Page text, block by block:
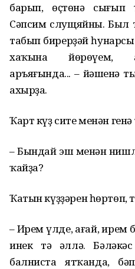
барып, өҫтөнә
Сәпсим слущяйны. Был
табып бирерҙәй
хаҡына йөрөүем,
аръяғында... – йәшенә
ахырҙа.
Ҡарт күҙ сите менән
– Бындай эш менән
ҡайҙа?
Ҡатын күҙҙәрен
– Ирем үлде, ағай, ирем
инек тә әллә.
балниста ятҡанда,